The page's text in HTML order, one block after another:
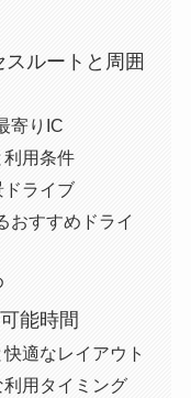
ルートと周囲
寄りIC
用条件
ライブ
おすすめドライ
能時間
適なレイアウト
用タイミング